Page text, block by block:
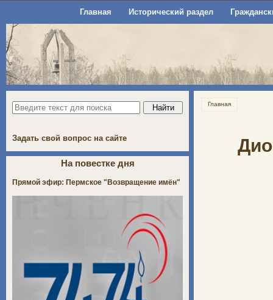
Главная Исторический раздел
Главная
Задать свой вопрос на сайте
На повестке дня
Прямой эфир: Пермское "Возвращение имён"